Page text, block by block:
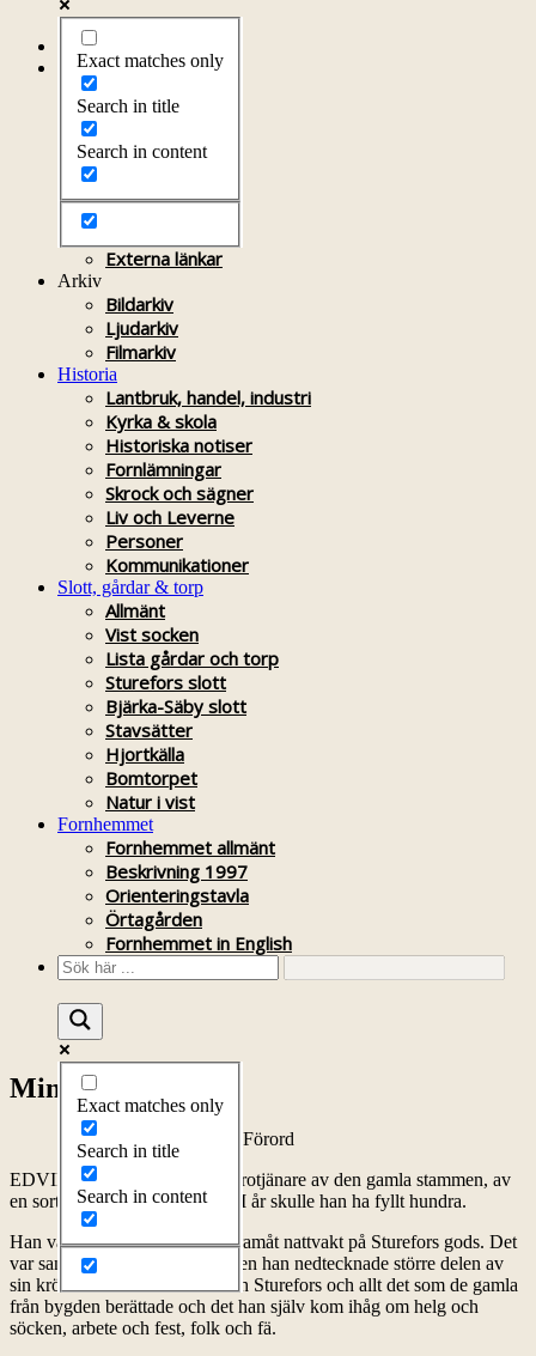
Exact matches only
Search in title
Search in content
Startsida
Om föreningen
Årsprogram
Kontakt
Styrelsen
Litteratur
Externa länkar
Arkiv
Bildarkiv
Ljudarkiv
Filmarkiv
Historia
Lantbruk, handel, industri
Kyrka & skola
Historiska notiser
Fornlämningar
Skrock och sägner
Liv och Leverne
Personer
Kommunikationer
Slott, gårdar & torp
Allmänt
Vist socken
Lista gårdar och torp
Sturefors slott
Bjärka-Säby slott
Stavsätter
Hjortkälla
Bomtorpet
Natur i vist
Fornhemmet
Fornhemmet allmänt
Beskrivning 1997
Orienteringstavla
Örtagården
Fornhemmet in English
Exact matches only
Search in title
Search in content
Minnen från Wist
Förord
EDVIN KARLSSON var en trotjänare av den gamla stammen, av
en sort som håller på att dö ut. I år skulle han ha fyllt hundra.
Han var från 1943 och sju år framåt nattvakt på Sturefors gods. Det
var sannolikt under den perioden han nedtecknade större delen av
sin krönika om ätten Bielke och Sturefors och allt det som de gamla
från bygden berättade och det han själv kom ihåg om helg och
söcken, arbete och fest, folk och fä.